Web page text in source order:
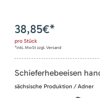
38,85€*
pro Stück
*inkl. MwSt zzgl. Versand
Schieferhebeeisen
sächsische Produktion / Adner